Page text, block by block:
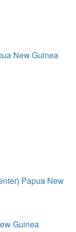
New Guinea
Papua New
Guinea